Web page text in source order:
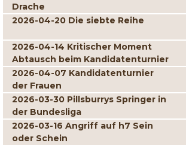
Drache
2026-04-20 Die siebte Reihe
2026-04-14 Kritischer Moment
Abtausch beim Kandidatenturnier
2026-04-07 Kandidatenturnier
der Frauen
2026-03-30 Pillsburrys Springer in
der Bundesliga
2026-03-16 Angriff auf h7 Sein
oder Schein